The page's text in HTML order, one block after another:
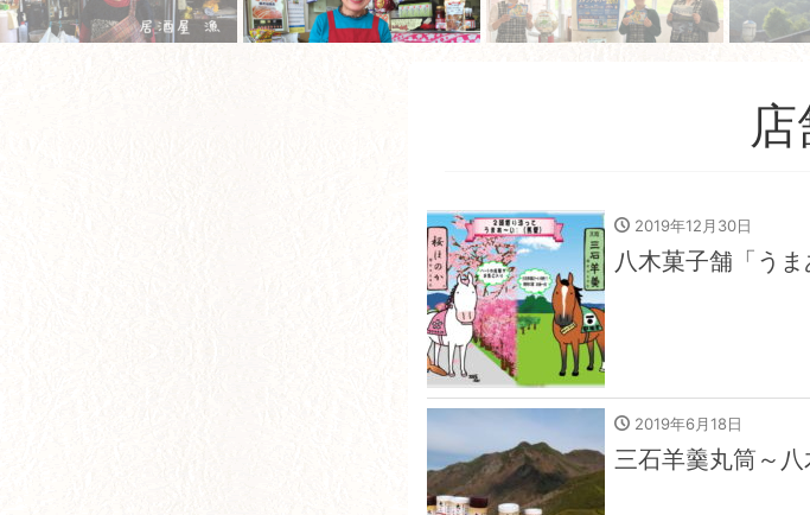
店
2019年12月30日
八木菓子舗「うま
2019年6月18日
三石羊羹丸筒～